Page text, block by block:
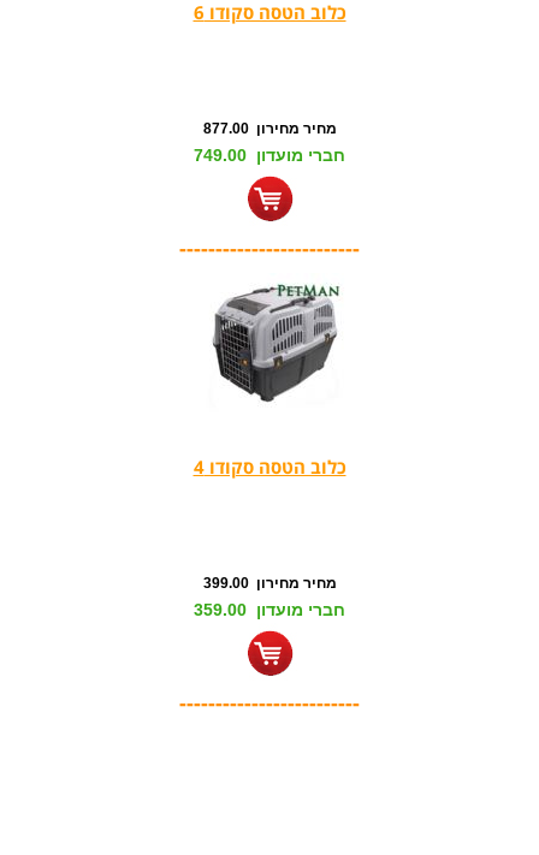
כלוב הטסה סקודו 6
מחיר מחירון 877.00
חברי מועדון 749.00
-------------------------
כלוב הטסה סקודו 4
מחיר מחירון 399.00
חברי מועדון 359.00
-------------------------